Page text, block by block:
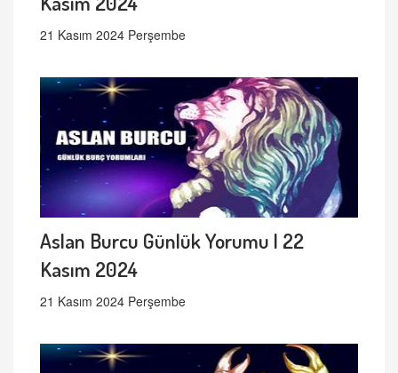
21 Kasım 2024 Perşembe
Aslan Burcu Günlük Yorumu | 22
Kasım 2024
21 Kasım 2024 Perşembe